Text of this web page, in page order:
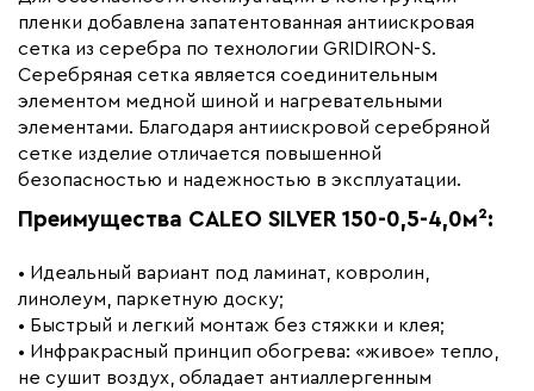
Срок службы(год)
Вес (кг)
Коллекция Caleo silver
Caleo
пленки добавлена запатентованная антиискровая
сетка из серебра по технологии GRIDIRON-S.
Серебряная сетка является соединительным
элементом медной шиной и нагревательными
элементами. Благодаря антиискровой серебряной
сетке изделие отличается повышенной
безопасностью и надежностью в эксплуатации.
Преимущества CALEO SILVER 150-0,5-4,0м²:
• Идеальный вариант под ламинат, ковролин,
линолеум, паркетную доску;
• Быстрый и легкий монтаж без стяжки и клея;
• Инфракрасный принцип обогрева: «живое» тепло,
не сушит воздух, обладает антиаллергенным